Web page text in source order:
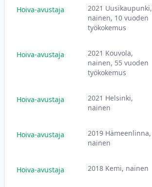
Hoiva-avustaja
2021 Uusikaupunki,
nainen, 10 vuoden
työkokemus
Hoiva-avustaja
2021 Kouvola,
nainen, 55 vuoden
työkokemus
Hoiva-avustaja
2021 Helsinki,
nainen
Hoiva-avustaja
2019 Hämeenlinna,
nainen
Hoiva-avustaja 2018 Kemi, nainen